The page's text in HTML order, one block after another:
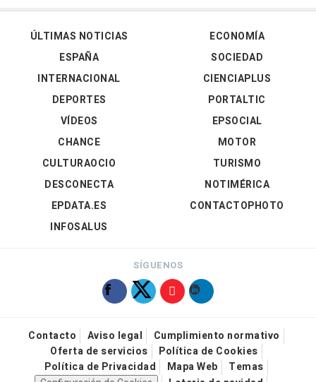
ÚLTIMAS NOTICIAS
ESPAÑA
INTERNACIONAL
DEPORTES
VÍDEOS
ECONOMÍA
SOCIEDAD
CIENCIAPLUS
PORTALTIC
EPSOCIAL
CHANCE
CULTURAOCIO
DESCONECTA
EPDATA.ES
INFOSALUS
MOTOR
TURISMO
NOTIMÉRICA
CONTACTOPHOTO
SÍGUENOS
Contacto Aviso legal
Cumplimiento normativo
Oferta de servicios
Política de Cookies
Política de Privacidad
Mapa Web
Temas